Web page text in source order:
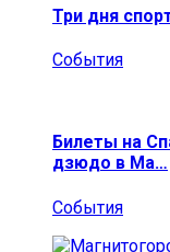
Три дня
События
Билеты на
дзюдо в Ма…
События